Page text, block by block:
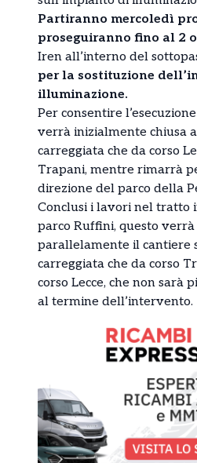
Partiranno mercoledì
proseguiranno fino al 2
Iren all’interno del
per la sostituzione
illuminazione.
Per consentire
verrà inizialmente chiusa
carreggiata che da corso
Trapani, mentre rimarrà
direzione del parco della
Conclusi i lavori nel tratto
parco Ruffini, questo
parallelamente il cantiere
carreggiata che da corso
corso Lecce, che non sarà
al termine dell’intervento.